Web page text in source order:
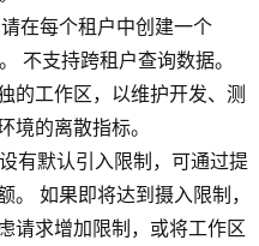
在每个租户中创建一个
不支持跨租户查询数据。
的工作区，以维护开发、测
境的离散指标。
有默认引入限制，可通过提
。 如果即将达到摄入限制，
请求增加限制，或将工作区